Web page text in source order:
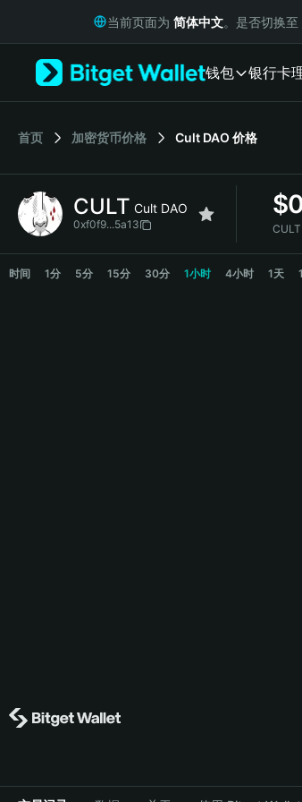
Русский
Italiano
简体中文
繁體中文
Bahasa Indonesia
当前页面为 简体中文。是否切换至
钱包 银行卡
首页 加密货币价格 Cult DAO 价格
CULT Cult DAO
0xf0f9...5a13
$
CULT
CULT 价格走势图
时间 1分 5分 15分 30分 1小时 4小时 1天